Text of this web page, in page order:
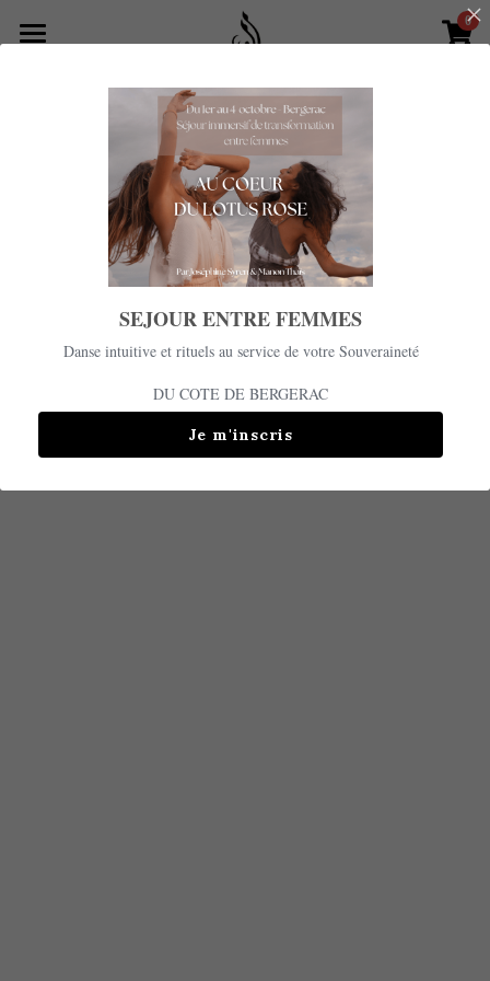
0
Enseignements et séjours
Boutique merveilleuse
Rechercher
Contactez-moi
×
LES CATÉGORIES DE LA BOUTIQUE
Toutes les catégories
SEJOUR ENTRE FEMMES
Danse intuitive et rituels au service de votre Souveraineté
DU COTE DE BERGERAC
Je m'inscris